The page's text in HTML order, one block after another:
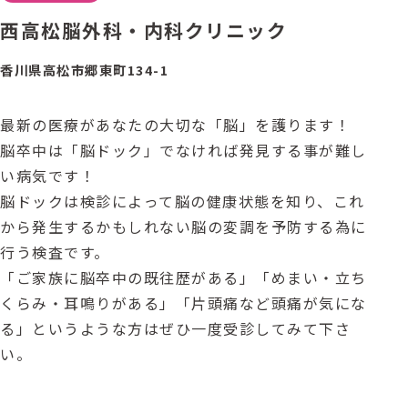
西高松脳外科・内科クリニック
香川県高松市郷東町134-1
最新の医療があなたの大切な「脳」を護ります！
脳卒中は「脳ドック」でなければ発見する事が難し
い病気です！
脳ドックは検診によって脳の健康状態を知り、これ
から発生するかもしれない脳の変調を予防する為に
行う検査です。
「ご家族に脳卒中の既往歴がある」「めまい・立ち
くらみ・耳鳴りがある」「片頭痛など頭痛が気にな
る」というような方はぜひ一度受診してみて下さ
い。